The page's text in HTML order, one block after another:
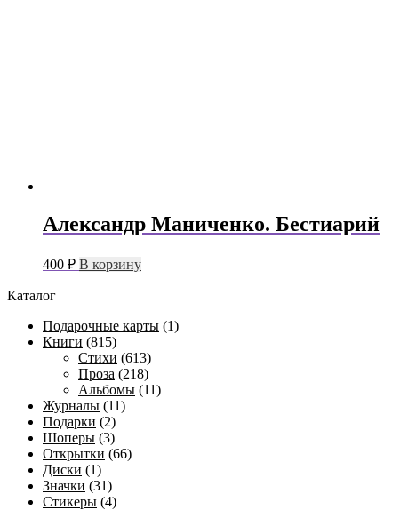
Александр Маниченко. Бестиарий
400 ₽ В корзину
Каталог
Подарочные карты (1)
Книги (815)
Стихи (613)
Проза (218)
Альбомы (11)
Журналы (11)
Подарки (2)
Шоперы (3)
Открытки (66)
Диски (1)
Значки (31)
Стикеры (4)